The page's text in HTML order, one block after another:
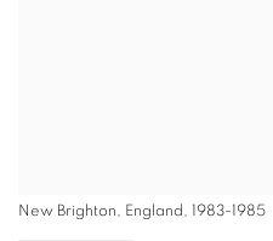
New Brighton, England, 1983-1985